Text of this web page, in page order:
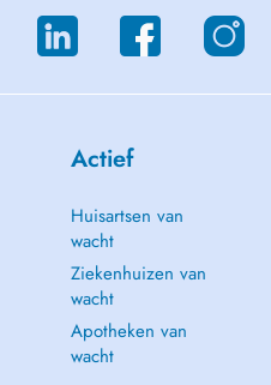
Actief
Huisartsen van
wacht
Ziekenhuizen van
wacht
Apotheken van
wacht